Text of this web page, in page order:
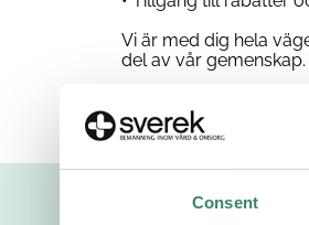
Consent
Vi är med dig hela
del av vår